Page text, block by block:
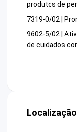
produtos de
7319-0/02 |
9602-5/02 |
de cuidados